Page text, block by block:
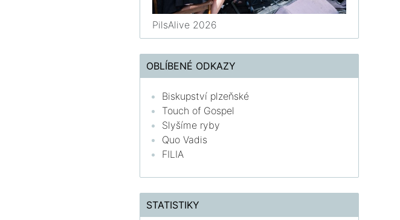
PilsAlive 2026
OBLÍBENÉ ODKAZY
Biskupství plzeňské
Touch of Gospel
Slyšíme ryby
Quo Vadis
FILIA
STATISTIKY